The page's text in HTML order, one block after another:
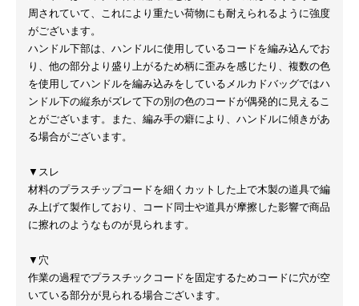
周されていて、これにより重たい荷物にも耐えられるように強度
がございます。
ハンドル下部は、ハンドルに使用しているコードを編み込んでお
り、他の部分より盛り上がるため柄に歪みを感じたり、複数の色
を使用してハンドルを編み込みをしているメルカドバッグではハ
ンドル下の縦糸がズレて下の別の色のコードが偶発的に見えるこ
とがございます。また、編み手の癖により、ハンドルに傾きがあ
る場合がございます。
▼スレ
材料のプラスチップコードを細くカットした上で木製の道具で編
み上げて製作しており、コード同士や道具が摩擦した影響で商品
に擦れのようなものが見られます。
▼穴
作業の過程でプラスチックコードを固定するためコードに穴が空
いている部分が見られる場合ございます。